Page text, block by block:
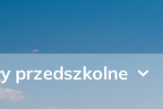
przedszkolne